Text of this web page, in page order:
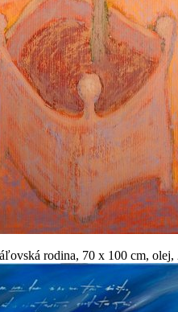
rodina, 70 x 100 cm, olej,